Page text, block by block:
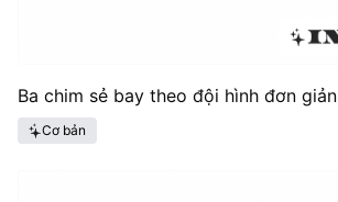
Ba chim sẻ bay theo đội hình đơn giản
Cơ bản